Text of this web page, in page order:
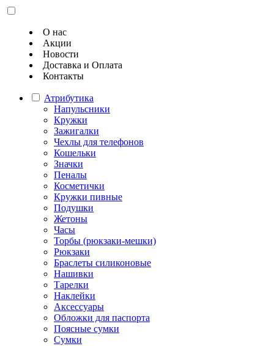
О нас
Акции
Новости
Доставка и Оплата
Контакты
Атрибутика
Напульсники
Кружки
Зажигалки
Чехлы для телефонов
Кошельки
Значки
Пеналы
Косметички
Кружки пивные
Подушки
Жетоны
Часы
Торбы (рюкзаки-мешки)
Рюкзаки
Браслеты силиконовые
Нашивки
Тарелки
Наклейки
Аксессуары
Обложки для паспорта
Поясные сумки
Сумки